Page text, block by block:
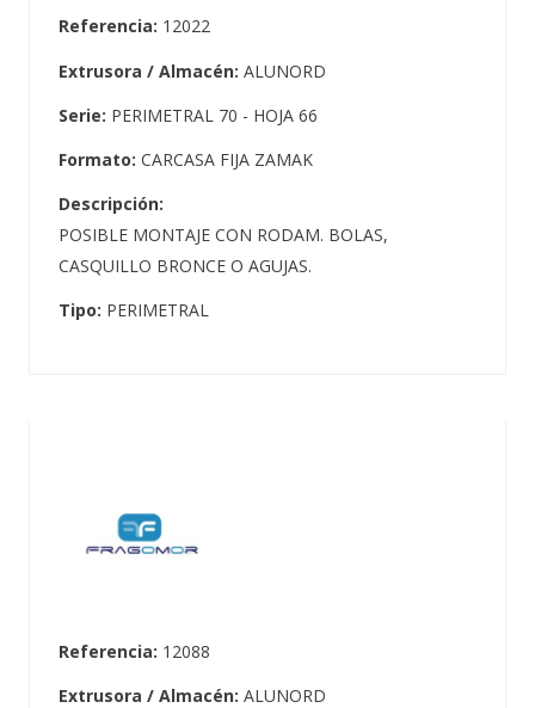
Referencia: 12022
Extrusora / Almacén: ALUNORD
Serie: PERIMETRAL 70 - HOJA 66
Formato: CARCASA FIJA ZAMAK
Descripción:
POSIBLE MONTAJE CON RODAM. BOLAS,
CASQUILLO BRONCE O AGUJAS.
Tipo: PERIMETRAL
Referencia: 12088
Extrusora / Almacén: ALUNORD